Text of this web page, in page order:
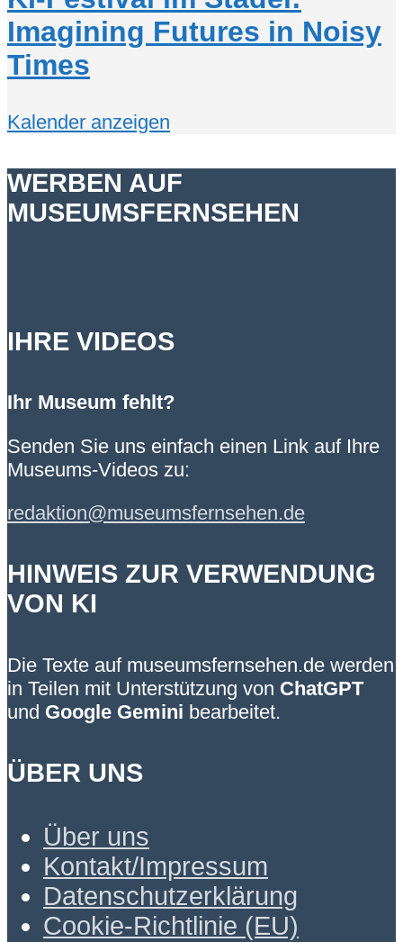
Imagining Futures in Noisy
Times
Kalender anzeigen
WERBEN AUF
MUSEUMSFERNSEHEN
IHRE VIDEOS
Ihr Museum fehlt?
Senden Sie uns einfach einen Link auf Ihre
Museums-Videos zu:
redaktion@museumsfernsehen.de
HINWEIS ZUR VERWENDUNG
VON KI
Die Texte auf museumsfernsehen.de werden
in Teilen mit Unterstützung von ChatGPT
und Google Gemini bearbeitet.
ÜBER UNS
Über uns
Kontakt/Impressum
Datenschutzerklärung
Cookie-Richtlinie (EU)